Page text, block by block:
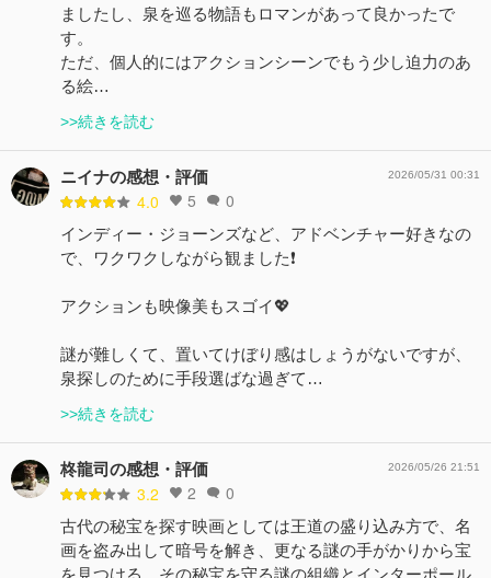
ましたし、泉を巡る物語もロマンがあって良かったで
す。
ただ、個人的にはアクションシーンでもう少し迫力のあ
る絵…
>>続きを読む
ニイナの感想・評価
4.0 5 0
2026/05/31 00:31
インディー・ジョーンズなど、アドベンチャー好きなの
で、ワクワクしながら観ました❗️
アクションも映像美もスゴイ💖
謎が難しくて、置いてけぼり感はしょうがないですが、
泉探しのために手段選ばな過ぎて…
>>続きを読む
柊龍司の感想・評価
3.2 2 0
2026/05/26 21:51
古代の秘宝を探す映画としては王道の盛り込み方で、名
画を盗み出して暗号を解き、更なる謎の手がかりから宝
を見つける、その秘宝を守る謎の組織とインターポール